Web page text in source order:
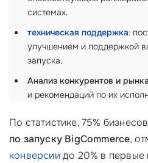
системах.
техническая поддержка:
улучшением и поддержкой
запуска.
Анализ конкурентов и рынка
и рекомендаций по их
По статистике, 75%
по запуску BigCommerce,
конверсиидо 20% в первые